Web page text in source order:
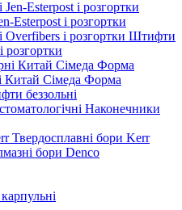
Esterpost і розгортки
Штифти
розгортки
Китай Сімеда Форма
беззольні
Наконечники
Твердосплавні бори Kerr
бори Denco